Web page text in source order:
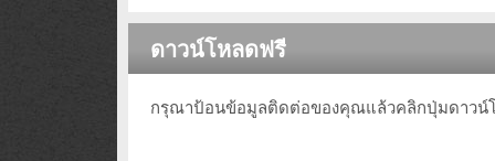
ดาวน์โหลดฟรี
กรุณาป้อนข้อมูลติดต่อของคุณแล้วคลิกปุ่มดาวน์